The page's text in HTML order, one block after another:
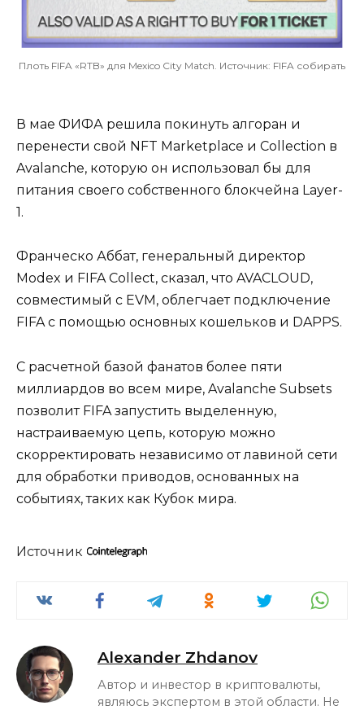
Плоть FIFA «RTB» для Mexico City Match. Источник: FIFA собирать
В мае ФИФА решила покинуть алгоран и
перенести свой NFT Marketplace и Collection в
Avalanche, которую он использовал бы для
питания своего собственного блокчейна Layer-
1.
Франческо Аббат, генеральный директор
Modex и FIFA Collect, сказал, что AVACLOUD,
совместимый с EVM, облегчает подключение
FIFA с помощью основных кошельков и DAPPS.
С расчетной базой фанатов более пяти
миллиардов во всем мире, Avalanche Subsets
позволит FIFA запустить выделенную,
настраиваемую цепь, которую можно
скорректировать независимо от лавиной сети
для обработки приводов, основанных на
событиях, таких как Кубок мира.
Источник
Alexander Zhdanov
Автор и инвестор в криптовалюты,
являюсь экспертом в этой области. Не